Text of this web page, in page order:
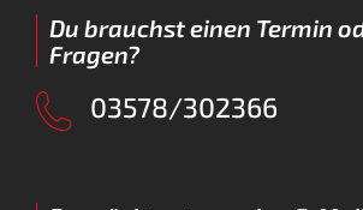
Du brauchst einen Termin
Fragen?
03578/302366